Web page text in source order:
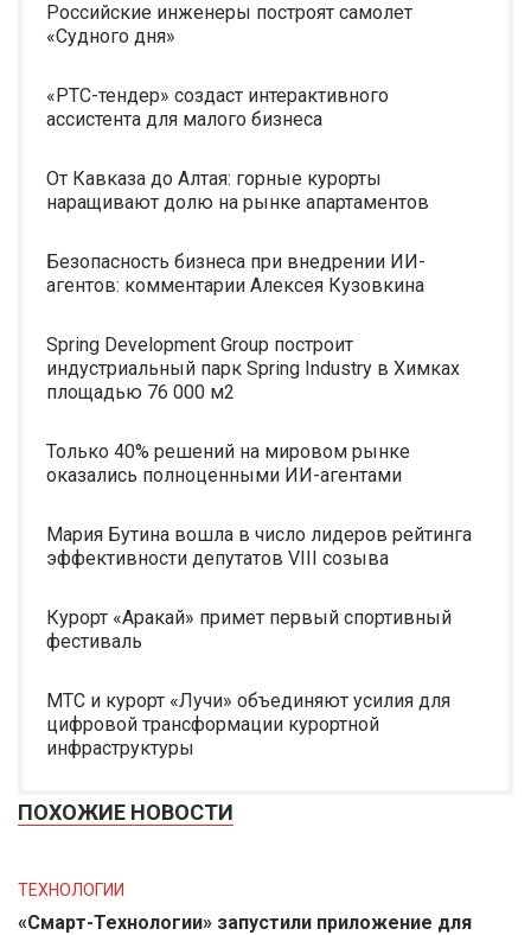
Российские инженеры построят самолет
«Судного дня»
«РТС-тендер» создаст интерактивного
ассистента для малого бизнеса
От Кавказа до Алтая: горные курорты
наращивают долю на рынке апартаментов
Безопасность бизнеса при внедрении ИИ-
агентов: комментарии Алексея Кузовкина
Spring Development Group построит
индустриальный парк Spring Industry в Химках
площадью 76 000 м2
Только 40% решений на мировом рынке
оказались полноценными ИИ-агентами
Мария Бутина вошла в число лидеров рейтинга
эффективности депутатов VIII созыва
Курорт «Аракай» примет первый спортивный
фестиваль
МТС и курорт «Лучи» объединяют усилия для
цифровой трансформации курортной
инфраструктуры
ПОХОЖИЕ НОВОСТИ
ТЕХНОЛОГИИ
«Смарт-Технологии» запустили приложение для